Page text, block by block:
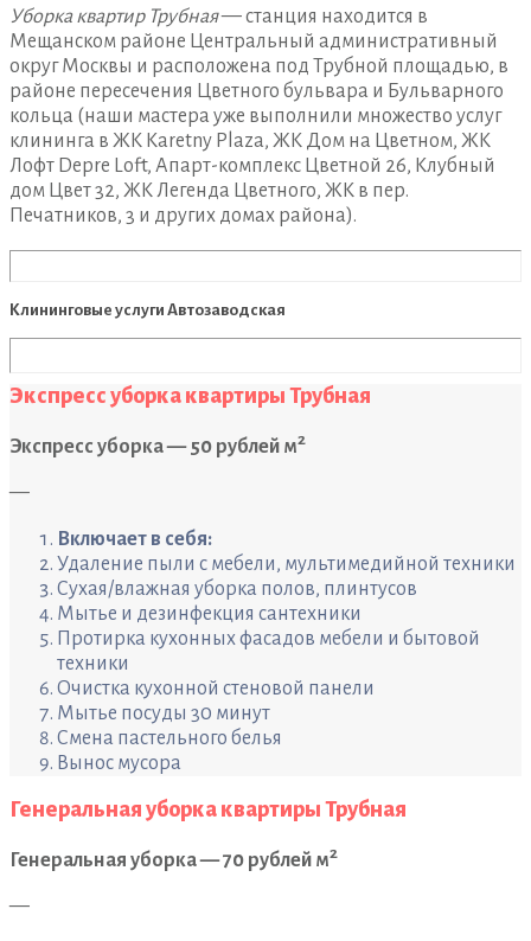
Уборка квартир Трубная— станция находится в
Мещанском районе Центральный административный
округ Москвы и расположена под Трубной площадью, в
районе пересечения Цветного бульвара и Бульварного
кольца (наши мастера уже выполнили множество услуг
клининга в ЖК Karetny Plaza, ЖК Дом на Цветном, ЖК
Лофт Depre Loft, Апарт-комплекс Цветной 26, Клубный
дом Цвет 32, ЖК Легенда Цветного, ЖК в пер.
Печатников, 3 и других домах района).
Клининговые услуги Автозаводская
Экспресс уборка квартиры Трубная
Экспресс уборка — 50 рублей м2
—
Включает в себя:
Удаление пыли с мебели, мультимедийной техники
Сухая/влажная уборка полов, плинтусов
Мытье и дезинфекция сантехники
Протирка кухонных фасадов мебели и бытовой
техники
Очистка кухонной стеновой панели
Мытье посуды 30 минут
Смена пастельного белья
Вынос мусора
Генеральная уборка квартиры Трубная
Генеральная уборка — 70 рублей м2
—